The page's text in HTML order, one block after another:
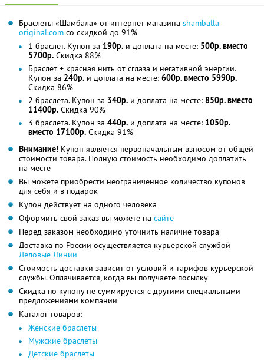
Браслеты «Шамбала» от интернет-магазина shamballa-
original.com со скидкой до 91%
1 браслет. Купон за 190р. и доплата на месте: 500р. вместо
5700р. Скидка 88%
Браслет + красная нить от сглаза и негативной энергии.
Купон за 240р. и доплата на месте: 600р. вместо 5990р.
Скидка 86%
2 браслета. Купон за 340р. и доплата на месте: 850р. вместо
11400р. Скидка 90%
3 браслета. Купон за 440р. и доплата на месте: 1050р.
вместо 17100р. Скидка 91%
Внимание! Купон является первоначальным взносом от общей
стоимости товара. Полную стоимость необходимо доплатить
на месте
Вы можете приобрести неограниченное количество купонов
для себя и в подарок
Купон действует на одного человека
Оформить свой заказ вы можете на сайте
Перед заказом необходимо уточнить наличие товара
Доставка по России осуществляется курьерской службой
Деловые Линии
Стоимость доставки зависит от условий и тарифов курьерской
службы. Оплачивается, когда вы получаете посылку
Скидка по купону не суммируется с другими специальными
предложениями компании
Каталог товаров:
Женские браслеты
Мужские браслеты
Детские браслеты